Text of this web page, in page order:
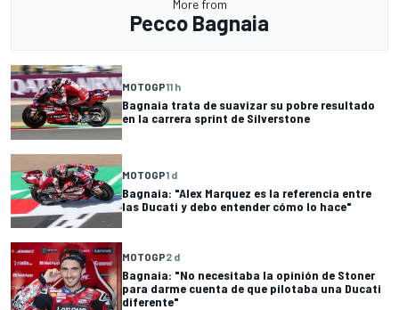
More from
Pecco Bagnaia
MOTOGP11 h
Bagnaia trata de suavizar su pobre resultado
en la carrera sprint de Silverstone
MOTOGP1 d
Bagnaia: "Alex Marquez es la referencia entre
las Ducati y debo entender cómo lo hace"
MOTOGP2 d
Bagnaia: "No necesitaba la opinión de Stoner
para darme cuenta de que pilotaba una Ducati
diferente"